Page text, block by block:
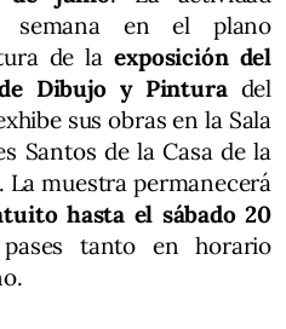
semana en el plano
de la exposición del
Dibujo y Pinturadel
sus obras en la Sala
Santos de la Casa de la
muestra permanecerá
hasta el sábado 20
tanto en horario